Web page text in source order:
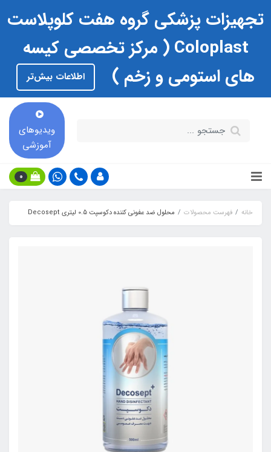
تجهیزات پزشکی گروه هفت کلوپلاست
Coloplast ( مرکز تخصصی کیسه
های استومی و زخم )
اطلاعات بیش‌تر
ویدیوهای
آموزشی
0
خانه فهرست محصولات محلول ضد عفوني كننده دكوسپت 0.5 ليتري Decosept